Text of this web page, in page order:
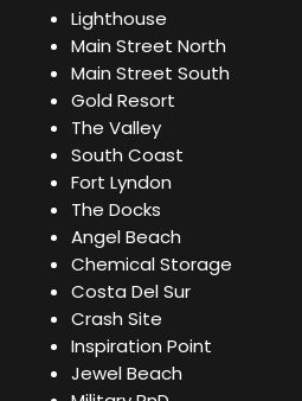
Lighthouse
Main Street North
Main Street South
Gold Resort
The Valley
South Coast
Fort Lyndon
The Docks
Angel Beach
Chemical Storage
Costa Del Sur
Crash Site
Inspiration Point
Jewel Beach